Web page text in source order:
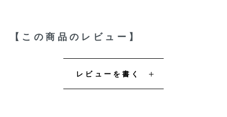
【この商品のレビュー】
レビューを書く